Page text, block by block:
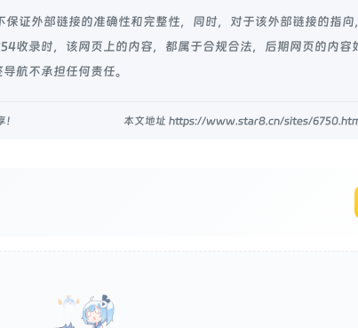
证外部链接的准确性和完整性，同时，对于该外部链接的指向
收录时，该网页上的内容，都属于合规合法，后期网页的内容
航不承担任何责任。
本文地址 https://www.star8.cn/sites/